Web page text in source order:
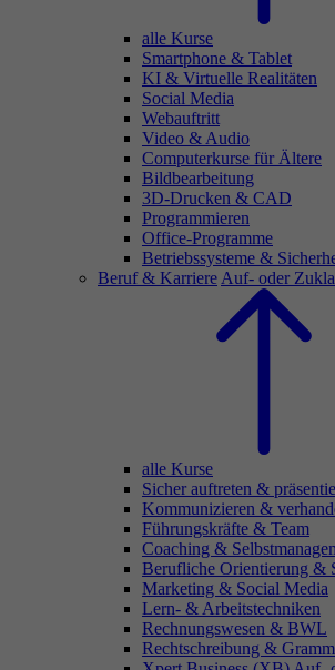
alle Kurse
Smartphone & Tablet
KI & Virtuelle Realitäten
Social Media
Webauftritt
Video & Audio
Computerkurse für Ältere
Bildbearbeitung
3D-Drucken & CAD
Programmieren
Office-Programme
Betriebssysteme &
Beruf & Karriere Auf- oder
alle Kurse
Sicher auftreten &
Kommunizieren &
Führungskräfte & Team
Coaching &
Berufliche Orientierung &
Marketing & Social Media
Lern- & Arbeitstechniken
Rechnungswesen & BWL
Rechtschreibung &